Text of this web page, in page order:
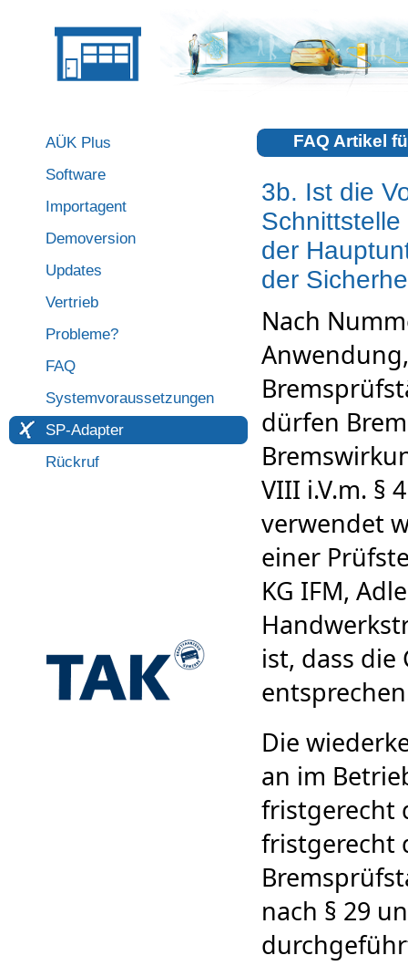
AÜK Plus
Software
Importagent
Demoversion
Updates
Vertrieb
Probleme?
FAQ
Systemvoraussetzungen
SP-Adapter
Rückruf
FAQ Artikel
3b. Ist die
der
der
Nach
dürfen
VIII i.V.m. §
verwendet
einer
KG IFM,
ist, dass
Die
an im
fristgerecht
fristgerecht
nach § 29